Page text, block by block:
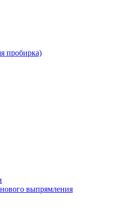
пробирка)
выпрямления